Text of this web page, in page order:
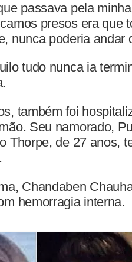
passava pela
presos era que
nunca poderia andar
tudo nunca ia
também foi
Seu namorado,
Thorpe, de 27 anos,
Chandaben
hemorragia interna.